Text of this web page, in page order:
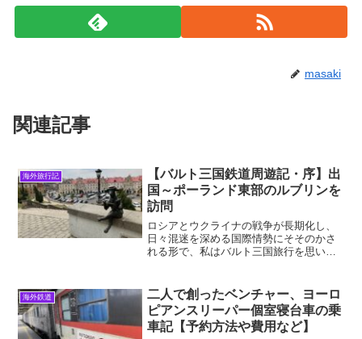
masaki
関連記事
海外旅行記
【バルト三国鉄道周遊記・序】出
国～ポーランド東部のルブリンを
訪問
ロシアとウクライナの戦争が長期化し、
日々混迷を深める国際情勢にそそのかさ
れる形で、私はバルト三国旅行を思い立
域を専ら鉄道で巡ろうというわけだ。本
記事はバルト三国旅...
海外鉄道
二人で創ったベンチャー、ヨーロ
ピアンスリーパー個室寝台車の乗
車記【予約方法や費用など】